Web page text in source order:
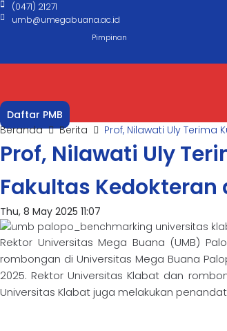
(0471) 21271
umb@umegabuana.ac.id
Pimpinan
Daftar PMB
Beranda
Berita Prof, Nilawati Uly Terima
Prof, Nilawati Uly
Fakultas Kedokteran
Thu, 8 May 2025 11:07
Rektor Universitas Mega Buana (UMB)
rombongan di Universitas Mega Buana
2025. Rektor Universitas Klabat dan
Universitas Klabat juga melakukan